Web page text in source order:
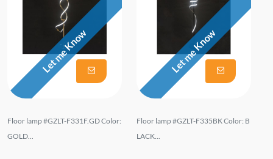
Let me Know
Floor lamp #GZLT-F331F.GD Color:
GOLD...
Let me Know
Floor lamp #GZLT-F335BK Color: B
LACK...